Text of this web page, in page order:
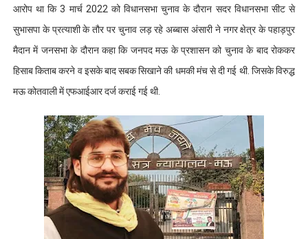
आरोप था कि 3 मार्च 2022 को विधानसभा चुनाव के दौरान सदर विधानसभा सीट से
सुभासपा के प्रत्याशी के तौर पर चुनाव लड़ रहे अब्बास अंसारी ने नगर क्षेत्र के पहाड़पुर
मैदान में जनसभा के दौरान कहा कि जनपद मऊ के प्रशासन को चुनाव के बाद रोककर
हिसाब किताब करने व इसके बाद सबक सिखाने की धमकी मंच से दी गई थी. जिसके विरुद्ध
मऊ कोतवाली में एफआईआर दर्ज कराई गई थी.